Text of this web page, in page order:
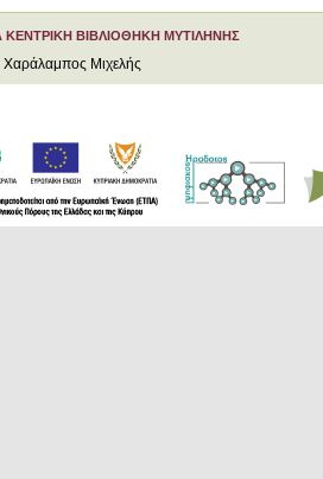
ΚΕΝΤΡΙΚΗ ΒΙΒΛΙΟΘΗΚΗ ΜΥΤΙΛΗΝΗΣ
Μιχελής